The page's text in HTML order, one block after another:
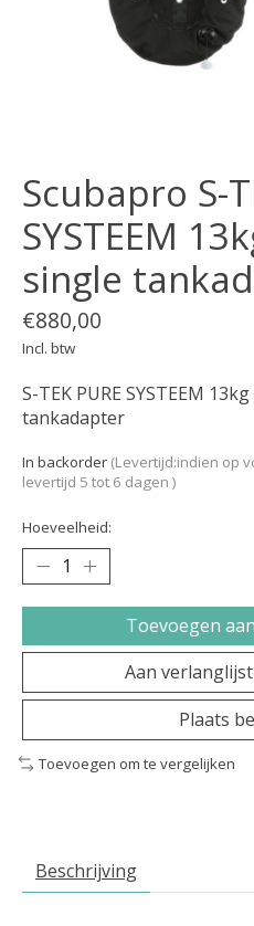
Scubapro S-
SYSTEEM
single
€880,00
Incl. btw
S-TEK PURE SYSTEEM
tankadapter
In backorder (Levertijd:indien op
levertijd 5 tot 6 dagen )
Hoeveelheid:
Toevoegen
Aan
Plaats
Toevoegen om te vergelijken
Beschrijving